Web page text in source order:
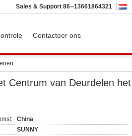
Sales & Support 86--13661864321
Contacteer ons
Centrum van Deurdelen het
China
SUNNY